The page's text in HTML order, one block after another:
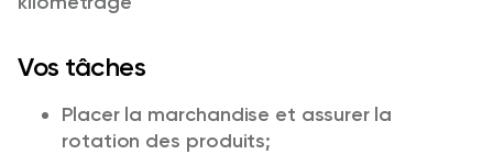
Vos tâches
Placer la marchandise et assurer la
rotation des produits;